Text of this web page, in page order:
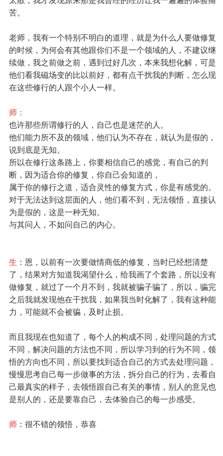
苦。
老师，我有一个特别不明白的道理，就是为什么人要做修复
的时候，为何会有其他跟你们不是一个领域的人，不建议继
续做，我之前做之前，遇到过好几次，本来我想化解，可是
他们看我磁场变的比以前好，都有点干扰我的判断，怎么现
在这些修行的人跟个小人一样。
师：
也许那些所谓修行的人，自己也是迷茫的人。
他们能力所不及的领域，他们认为不存在，就认为是假的，
说到底是无知。
所以在修行这条路上，你要相信自己的感觉，有自己的判
断，因为适合你的修复，你自己会知道的，
属于你的修行之道，适合灵性的修复方式，你是有感觉的。
对于无法达到这层面的人，他们看不到，无法领悟，直接认
为是假的，这是一种无知。
与其问人，不如问自己的内心。
生 ：恩，以前有一次要做情商低的修复，当时已经想清楚
了，结果对方知道我渴望什么，给我画了个套路，所以没有
做修复，就过了一个月不到，我就被骗子骗了，所以，骗完
之后我就发现他在干扰我，如果我当时化解了，我有这种能
力，可能就不会被骗，及时止损。
而且我现在也知道了，每个人的构成不同，处理问题的方式
不同，解决问题的方法也不同，所以学习到的行为不同，领
悟的方向也不同，所以要找到适合自己的方式去处理问题，
慢慢思考自己每一步做事的方法，拆分自己的行为，去看自
己最真实的样子，去领悟跟自己有关的事情，别人的意见也
是别人的，还是要靠自己，去体验自己的每一步感受。
师 ：很不错的领悟，恭喜